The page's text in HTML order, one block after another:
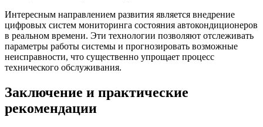
Интересным направлением развития является внедрение
цифровых систем мониторинга состояния автокондиционеров
в реальном времени. Эти технологии позволяют отслеживать
параметры работы системы и прогнозировать возможные
неисправности, что существенно упрощает процесс
технического обслуживания.
Заключение и практические
рекомендации